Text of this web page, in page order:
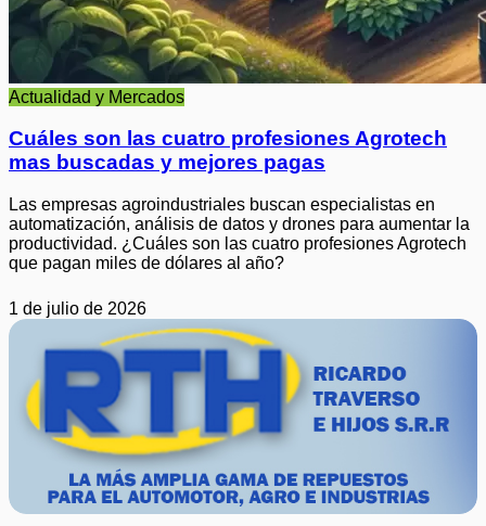
Actualidad y Mercados
Cuáles son las cuatro profesiones Agrotech
mas buscadas y mejores pagas
Las empresas agroindustriales buscan especialistas en
automatización, análisis de datos y drones para aumentar la
productividad. ¿Cuáles son las cuatro profesiones Agrotech
que pagan miles de dólares al año?
1 de julio de 2026